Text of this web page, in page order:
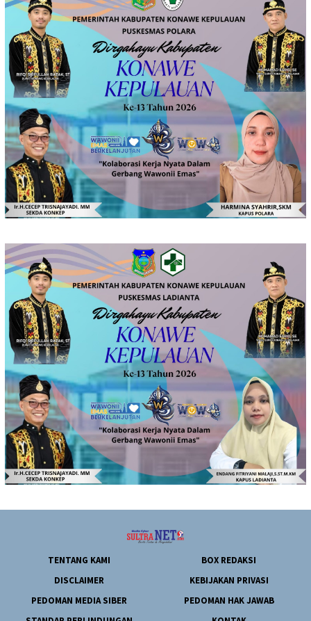
TENTANG KAMI
BOX REDAKSI
DISCLAIMER
KEBIJAKAN PRIVASI
PEDOMAN MEDIA SIBER
PEDOMAN HAK JAWAB